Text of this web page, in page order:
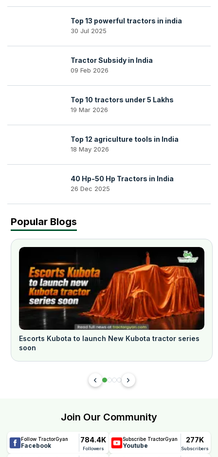
Top 13 powerful tractors in india
30 Jul 2025
Tractor Subsidy in India
09 Feb 2026
Top 10 tractors under 5 Lakhs
19 Mar 2026
Top 12 agriculture tools in India
18 May 2026
40 Hp-50 Hp Tractors in India
26 Dec 2025
Popular Blogs
Escorts Kubota to launch New Kubota tractor series
soon
Join Our Community
Follow TractorGyan
Facebook
784.4K
Followers
Subscribe TractorGyan
Youtube
277K
Subscribers